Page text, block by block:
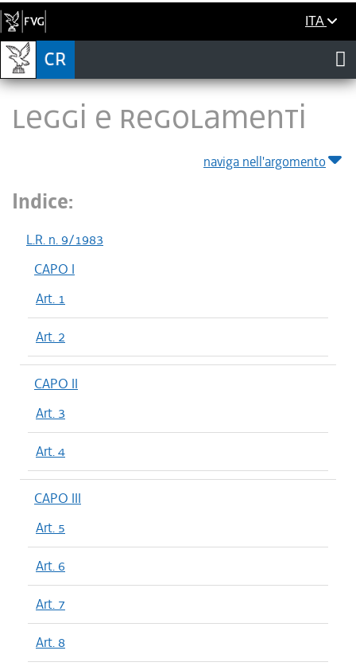
ITA
LEGGI E REGOLAMENTI
naviga nell'argomento
Indice:
L.R. n. 9/1983
CAPO I
Art. 1
Art. 2
CAPO II
Art. 3
Art. 4
CAPO III
Art. 5
Art. 6
Art. 7
Art. 8